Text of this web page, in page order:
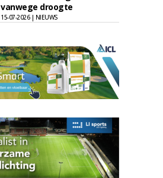
vanwege droogte
15-07-2026 | NIEUWS